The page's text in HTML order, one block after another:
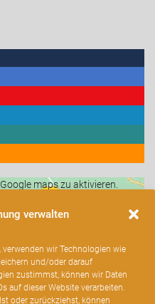
verwalten
wir Technologien wie
und/oder darauf
zustimmst, können wir Daten
auf dieser Website verarbeiten.
oder zurückziehst, können
maps zu aktivieren.